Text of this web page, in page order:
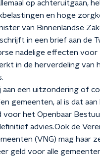
op achteruitgaan,
en hoge
van Binnenlandse
schrijft in een brief aan de
nadelige effecten voor
in de herverdeling van
aan een uitzondering of
gemeenten, al is dat aan
voor het Openbaar
advies.Ook de
(VNG) mag haar
geld voor alle